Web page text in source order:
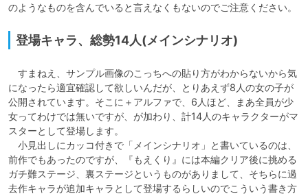
のようなものを含んでいると言えなくもないのでご注意ください。
登場キャラ、総勢14人(メインシナリオ)
すまねえ、サンプル画像のこっちへの貼り方がわからないから気
になったら適宜確認して欲しいんだが、とりあえず8人の女の子が
公開されています。そこに＋アルファで、6人ほど、まあ全員が少
女ってわけでは無いですが、が加わり、計14人のキャラクターがマ
スターとして登場します。
小見出しにカッコ付きで「メインシナリオ」と書いているのは、
前作でもあったのですが、『もえくり』には本編クリア後に挑める
ガチ難ステージ、裏ステージというものがありまして、そちらに過
去作キャラが追加キャラとして登場するらしいのでこういう書き方